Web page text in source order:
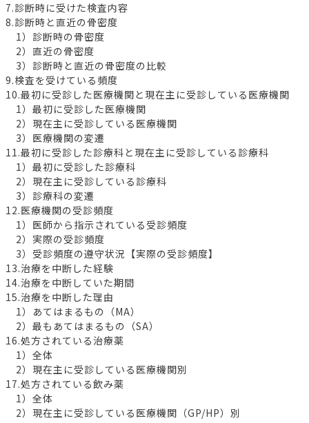
7.診断時に受けた検査内容
8.診断時と直近の骨密度
1）診断時の骨密度
2）直近の骨密度
3）診断時と直近の骨密度の比較
9.検査を受けている頻度
10.最初に受診した医療機関と現在主に受診している医療機関
1）最初に受診した医療機関
2）現在主に受診している医療機関
3）医療機関の変遷
11.最初に受診した診療科と現在主に受診している診療科
1）最初に受診した診療科
2）現在主に受診している診療科
3）診療科の変遷
12.医療機関の受診頻度
1）医師から指示されている受診頻度
2）実際の受診頻度
3）受診頻度の遵守状況【実際の受診頻度】
13.治療を中断した経験
14.治療を中断していた期間
15.治療を中断した理由
1）あてはまるもの（MA）
2）最もあてはまるもの（SA）
16.処方されている治療薬
1）全体
2）現在主に受診している医療機関別
17.処方されている飲み薬
1）全体
2）現在主に受診している医療機関（GP/HP）別